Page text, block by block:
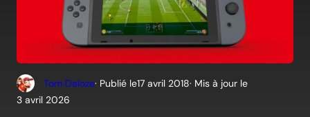
Tom Daloze· Publié le17 avril 2018· Mis à jour le
3 avril 2026